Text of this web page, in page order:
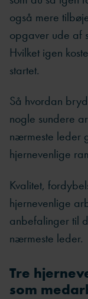
også mere
opgaver ude af
Hvilket igen
startet.
Så hvordan
nogle sundere
nærmeste leder
hjernevenlige
Kvalitet,
hjernevenlige
anbefalinger til
nærmeste leder.
Tre
som